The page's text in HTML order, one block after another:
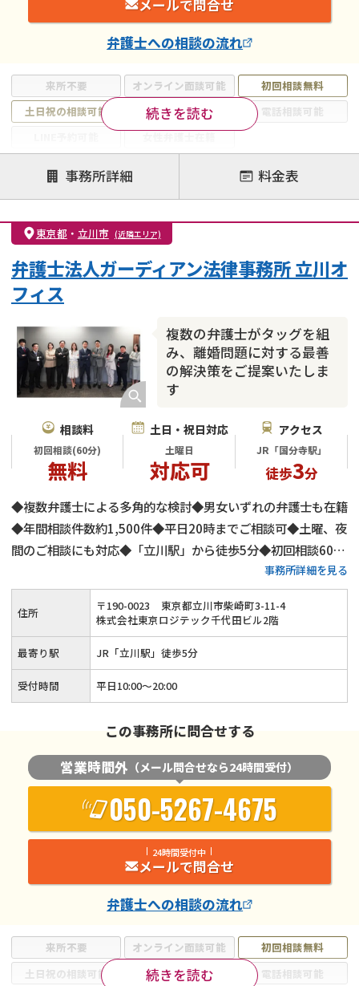
来所不要 オンライン面談可能
初回相談無料
土日祝の相談可能
19時以降電話可能
電話相談可能
注力案件
離婚前相談
離婚調停
離婚裁判
親権・面会交流権
DV
モラハラ
不貞・不倫慰謝料請求
国際離婚
財産分与
内縁の夫婦 熟年離婚
続きを読む
メールで問合せ
弁護士への相談の流れ
事務所詳細 料金表
東京都 ・ 立川市 (近隣エリア)
複数の弁護士がタッグを組
み、離婚問題に対する最善
の解決策をご提案いたしま
す
弁護士法人ガーディアン法律事務所 立川オ
フィス
相談料
初回相談(60分)
無料
土日・祝日対応
土曜日
対応可
アクセス
JR「国分寺駅」
徒歩3分
◆複数弁護士による多角的な検討◆男女いずれの弁護士も在籍
◆年間相談件数約1,500件◆平日20時までご相談可◆土曜、夜
間のご相談にも対応◆「立川駅」から徒歩5分◆初回相談60分
無料◆弁護士費用は分割払いも可◆養育費・財産分与・慰謝料
請求も安心◆代理交渉にもご対応
事務所詳細を見る
来所不要 オンライン面談可能
初回相談無料
土日祝の相談可能
19時以降電話可能
電話相談可能
続きを読む
住所 〒190-0023
東京都立川市柴崎町3-11-4
株式会社東京ロジテック千代田ビル2階
最寄り駅 JR「立川駅」徒歩5分
受付時間 平日10:00～20:00
この事務所に問合せする
営業時間外 （メール問合せなら24時間受付）
050-5267-4675
24時間受付中
メールで問合せ
弁護士への相談の流れ